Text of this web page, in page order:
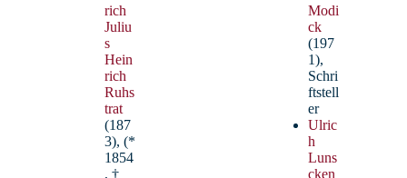
Geschichte, Politik-Wirtschaft, Werte &
Fachobmann Politik-Wirtschaft, Austausch
rich
Juliu
s
Hein
rich
Ruhs
trat
(187
3), (*
1854
, †
Modi
ck
(197
1),
Schri
ftstell
er
Ulric
h
Luns
cken